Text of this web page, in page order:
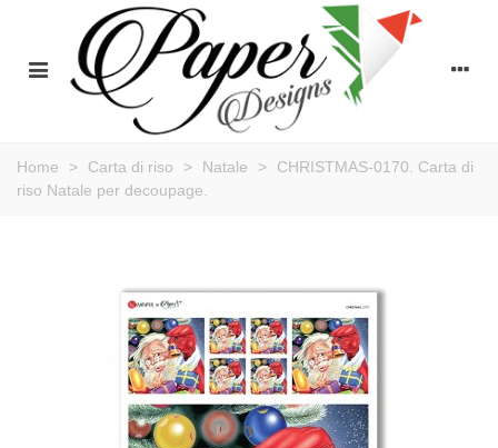
Home > Carta di riso > Natale >
CHRISTMAS-0170. Carta di
riso Natale per decoupage.